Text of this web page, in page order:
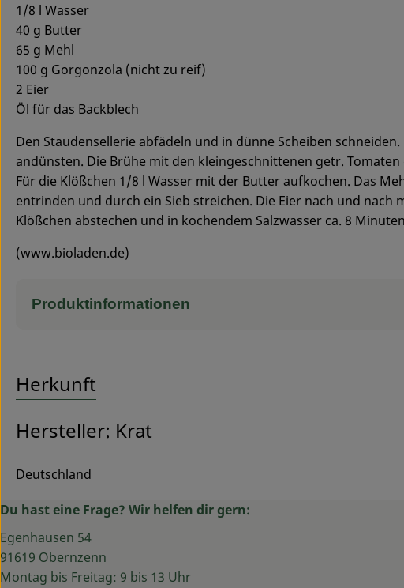
1/8 l Wasser
40 g Butter
65 g Mehl
100 g Gorgonzola (nicht zu reif)
2 Eier
Öl für das Backblech
Den Staudensellerie abfädeln und in dünne Scheiben
andünsten. Die Brühe mit den kleingeschnittenen getr.
Für die Klößchen 1/8 l Wasser mit der Butter aufkochen. Das
entrinden und durch ein Sieb streichen. Die Eier nach und
Klößchen abstechen und in kochendem Salzwasser ca. 8
(www.bioladen.de)
Produktinformationen
Herkunft
Hersteller: Krat
Deutschland
Du hast eine Frage? Wir helfen dir gern:
Egenhausen 54
91619 Obernzenn
Montag bis Freitag: 9 bis 13 Uhr